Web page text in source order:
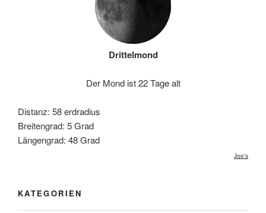
Drittelmond
Der Mond ist 22 Tage alt
Distanz: 58 erdradius
Breitengrad: 5 Grad
Längengrad: 48 Grad
Joe's
KATEGORIEN